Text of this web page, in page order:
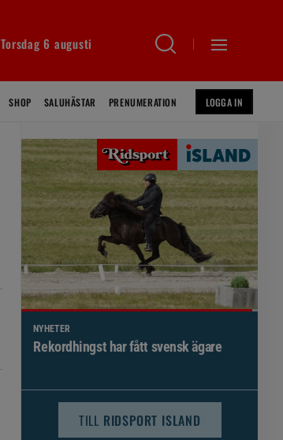
Torsdag 6 augusti
SHOP SALUHÄSTAR PRENUMERATION LOGGA IN
NYHETER
Brett politiskt stöd för förändringar i
TILL RIDSPORT ISLAND